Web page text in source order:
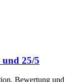
25/5
Bewertung und